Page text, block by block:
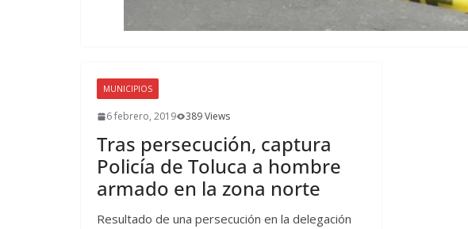
MUNICIPIOS
6 febrero, 2019 389 Views
Tras persecución, captura
Policía de Toluca a hombre
armado en la zona norte
Resultado de una persecución en la delegación